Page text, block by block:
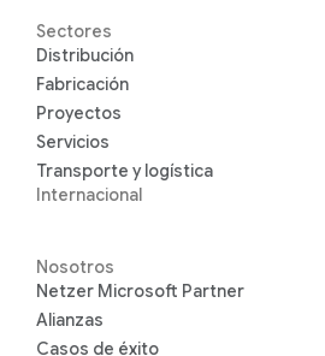
Sectores
Distribución
Fabricación
Proyectos
Servicios
Transporte y logística
Internacional
Nosotros
Netzer Microsoft Partner
Alianzas
Casos de éxito